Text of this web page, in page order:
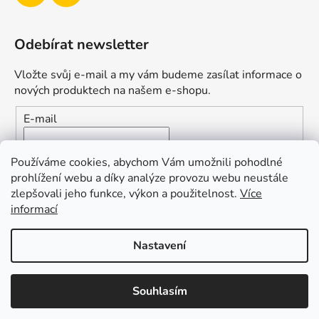
Používáme cookies, abychom Vám umožnili pohodlné
prohlížení webu a díky analýze provozu webu neustále
zlepšovali jeho funkce, výkon a použitelnost. Více
informací
Nastavení
Souhlasím
Odebírat newsletter
Vložte svůj e-mail a my vám budeme zasílat informace o
nových produktech na našem e-shopu.
E-mail
Vložením e-mailu souhlasíte s
podmínkami ochrany
osobních údajů
PŘIHLÁSIT SE
Vytvořil Shoptet
Duofishing. Všechna práva vyhrazena.
Upravit nastavení cookies